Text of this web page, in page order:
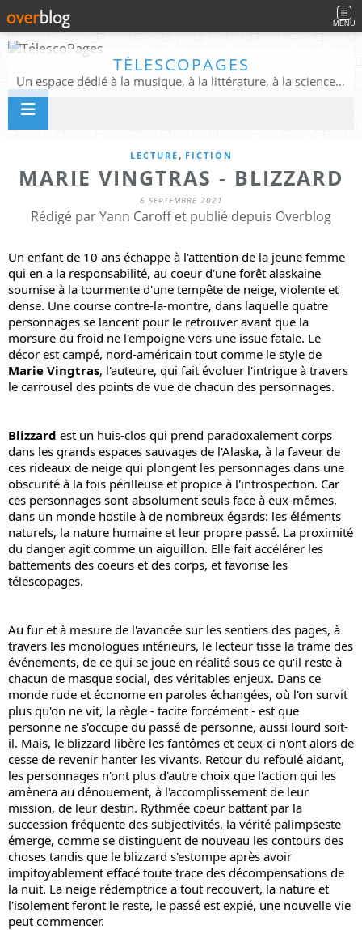
MENU
TÉLESCOPAGES
Un espace dédié à la musique, à la littérature, à la science, à la conscience, et au-delà
LECTURE , FICTION
MARIE VINGTRAS - BLIZZARD
6 SEPTEMBRE 2021
Rédigé par Yann Caroff et publié depuis Overblog
Un enfant de 10 ans échappe à l'attention de la jeune femme
qui en a la responsabilité, au coeur d'une forêt alaskaine
soumise à la tourmente d'une tempête de neige, violente et
dense. Une course contre-la-montre, dans laquelle quatre
personnages se lancent pour le retrouver avant que la
morsure du froid ne l'empoigne vers une issue fatale. Le
Marie Vingtras, l'auteure, qui fait évoluer l'intrigue à travers
le carrousel des points de vue de chacun des personnages.
Blizzard est un huis-clos qui prend paradoxalement corps
dans les grands espaces sauvages de l'Alaska, à la faveur de
ces rideaux de neige qui plongent les personnages dans une
obscurité à la fois périlleuse et propice à l'introspection. Car
ces personnages sont absolument seuls face à eux-mêmes,
dans un monde hostile à de nombreux égards: les éléments
naturels, la nature humaine et leur propre passé. La proximité
du danger agit comme un aiguillon. Elle fait accélérer les
battements des coeurs et des corps, et favorise les
télescopages.
Au fur et à mesure de l'avancée sur les sentiers des pages, à
travers les monologues intérieurs, le lecteur tisse la trame des
événements, de ce qui se joue en réalité sous ce qu'il reste à
chacun de masque social, des véritables enjeux. Dans ce
monde rude et économe en paroles échangées, où l'on survit
plus qu'on ne vit, la règle - tacite forcément - est que
personne ne s'occupe du passé de personne, aussi lourd soit-
il. Mais, le blizzard libère les fantômes et ceux-ci n'ont alors de
cesse de revenir hanter les vivants. Retour du refoulé aidant,
les personnages n'ont plus d'autre choix que l'action qui les
amènera au dénouement, à l'accomplissement de leur
mission, de leur destin. Rythmée coeur battant par la
succession fréquente des subjectivités, la vérité palimpseste
émerge, comme se distinguent de nouveau les contours des
choses tandis que le blizzard s'estompe après avoir
impitoyablement effacé toute trace des décompensations de
la nuit. La neige rédemptrice a tout recouvert, la nature et
l'isolement feront le reste, le passé est expié, une nouvelle vie
peut commencer.